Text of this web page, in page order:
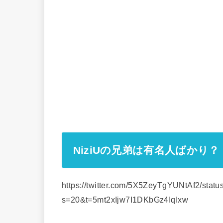
NiziUの兄弟は有名人ばかり？
https://twitter.com/5X5ZeyTgYUNtAf2/
s=20&t=5mt2xIjw7I1DKbGz4IqIxw